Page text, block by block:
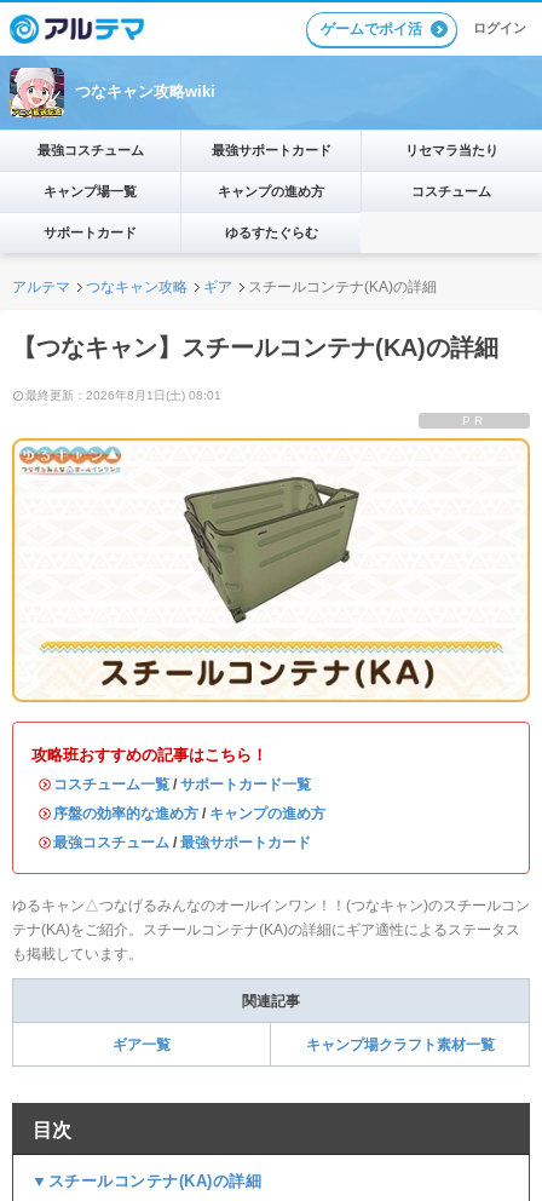
ゲームでポイ活 ログイン
つなキャン攻略wiki
最強コスチューム 最強サポートカード リセマラ当たり
キャンプ場一覧 キャンプの進め方 コスチューム
サポートカード ゆるすたぐらむ
アルテマ つなキャン攻略 ギア スチールコンテナ(KA)の詳細
【つなキャン】スチールコンテナ(KA)の詳細
最終更新：2026年8月1日(土) 08:01
PR
攻略班おすすめの記事はこちら！
・ コスチューム一覧 / サポートカード一覧
・ 序盤の効率的な進め方 / キャンプの進め方
・最強コスチューム / 最強サポートカード
ゆるキャン△つなげるみんなのオールインワン！！(つなキャン)のスチールコン
テナ(KA)をご紹介。スチールコンテナ(KA)の詳細にギア適性によるステータス
も掲載しています。
関連記事
ギア一覧 キャンプ場クラフト素材一覧
目次
▼スチールコンテナ(KA)の詳細